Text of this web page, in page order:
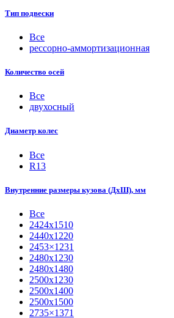
Тип подвески
Все
рессорно-аммортизационная
Количество осей
Все
двухосный
Диаметр колес
Все
R13
Внутренние размеры кузова (ДхШ), мм
Все
2424х1510
2440х1220
2453×1231
2480х1230
2480х1480
2500х1230
2500х1400
2500х1500
2735×1371